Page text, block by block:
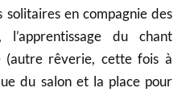
en compagnie des
du chant
(autre rêverie, cette fois à
du salon et la place pour